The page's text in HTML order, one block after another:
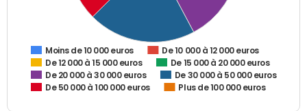
Moins de 10 000 euros
De 10 000 à 12 000 euros
De 12 000 à 15 000 euros
De 15 000 à 20 000 euros
De 20 000 à 30 000 euros
De 30 000 à 50 000 euros
De 50 000 à 100 000 euros
Plus de 100 000 euros